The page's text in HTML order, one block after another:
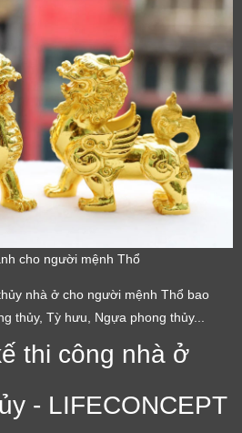
cho người mệnh Thổ
nhà ở cho người mệnh Thổ bao
thủy, Tỳ hưu, Ngựa phong thủy...
thi công nhà ở
- LIFECONCEPT